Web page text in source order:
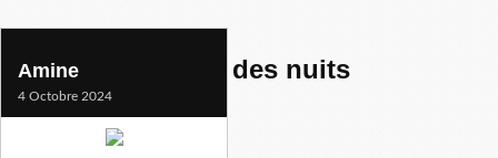
beaute et mystere des nuits
Amine
4 Octobre 2024